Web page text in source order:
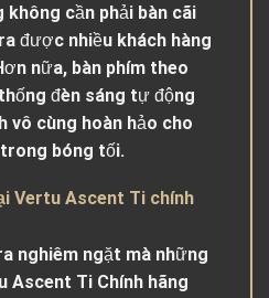
cần phải bàn cãi
được nhiều khách hàng
nữa, bàn phím theo
đèn sáng tự động
vô cùng hoàn hảo cho
bóng tối.
Vertu Ascent Ti chính
nghiêm ngặt mà những
Ascent Ti Chính hãng